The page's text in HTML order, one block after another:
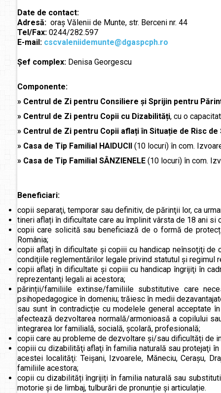
Date de contact:
Adresă: oraș Vălenii de Munte, str. Berceni nr. 44
Tel/Fax: 0244/282.597
E-mail: cscvaleniidemunte@dgaspcph.ro
Şef complex: Denisa Georgescu
Componente:
» Centrul de Zi pentru Consiliere și Sprijin pentru
» Centrul de Zi pentru Copii cu Dizabilități, cu o
» Centrul de Zi pentru Copii aflați în Situație de Risc
» Casa de Tip Familial HAIDUCII (10 locuri) în com.
» Casa de Tip Familial SÂNZIENELE (10 locuri) în com.
Beneficiari:
copii separaţi, temporar sau definitiv, de părinţii lor, ca
tineri aflați în dificultate care au împlinit vârsta de 18 ani
copii care solicită sau beneficiază de o formă de
România;
copii aflaţi în dificultate şi copiii cu handicap neînsoţiţi
condiţiile reglementărilor legale privind statutul şi regimul
copii aflaţi în dificultate şi copiii cu handicap îngrijiţi în
reprezentanţi legali ai acestora;
părinții/familiile extinse/familiile substitutive care
psihopedagogice în domeniu; trăiesc în medii
sau sunt în contradicție cu modelele general acceptate
afectează dezvoltarea normală/armonioasă a copilului
integrarea lor familială, socială, școlară, profesională;
copii care au probleme de dezvoltare și/sau dificultăți de
copiii cu dizabilităţi aflaţi în familia naturală sau protejaţi
acestei localităţi: Teişani, Izvoarele, Măneciu, Ceraşu,
familiile acestora;
copii cu dizabilități îngrijiți în familia naturală sau
motorie și de limbaj, tulburări de pronunție și articulație.